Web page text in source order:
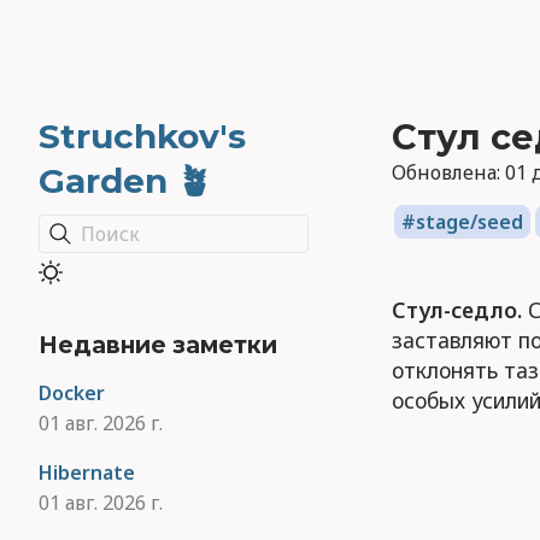
Struchkov's
Garden 🪴
Поиск
Недавние заметки
Docker
01 авг. 2026 г.
Hibernate
01 авг. 2026 г.
Стул
Обновлена: 01
stage/seed
Стул-седло.
заставляют
отклонять
особых